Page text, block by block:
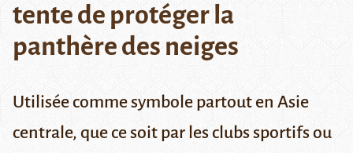
tente de protéger la
panthère des neiges
Utilisée comme symbole partout en Asie
centrale, que ce soit par les clubs sportifs ou